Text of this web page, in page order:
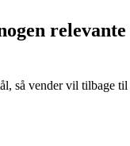
relevante
så vender vil tilbage til